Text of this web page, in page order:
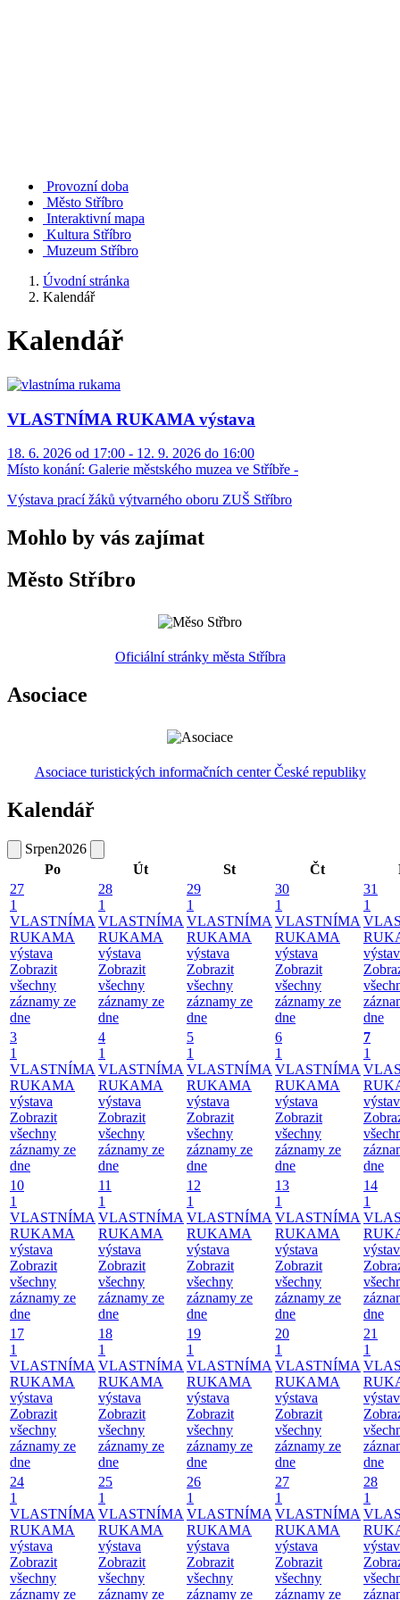
Provozní doba
Město Stříbro
Interaktivní mapa
Kultura Stříbro
Muzeum Stříbro
Úvodní stránka
Kalendář
Kalendář
VLASTNÍMA RUKAMA výstava
18. 6. 2026 od 17:00 - 12. 9. 2026 do 16:00
Místo konání: Galerie městského muzea ve Stříbře -
Výstava prací žáků výtvarného oboru ZUŠ Stříbro
Mohlo by vás zajímat
Město Stříbro
Oficiální stránky města Stříbra
Asociace
Asociace turistických informačních center České republiky
Kalendář
Srpen2026
Po
Út St Čt
27
1
VLASTNÍMA
RUKAMA
výstava
Zobrazit
všechny
záznamy ze
dne
28
1
VLASTNÍMA
RUKAMA
výstava
Zobrazit
všechny
záznamy ze
dne
29
1
VLASTNÍMA
RUKAMA
výstava
Zobrazit
všechny
záznamy ze
dne
30
1
VLASTNÍMA
RUKAMA
výstava
Zobrazit
všechny
záznamy ze
dne
31
1
dne
3
1
VLASTNÍMA
RUKAMA
výstava
Zobrazit
všechny
záznamy ze
dne
4
1
VLASTNÍMA
RUKAMA
výstava
Zobrazit
všechny
záznamy ze
dne
5
1
VLASTNÍMA
RUKAMA
výstava
Zobrazit
všechny
záznamy ze
dne
6
1
VLASTNÍMA
RUKAMA
výstava
Zobrazit
všechny
záznamy ze
dne
7
1
dne
10
1
VLASTNÍMA
RUKAMA
výstava
Zobrazit
všechny
záznamy ze
dne
11
1
VLASTNÍMA
RUKAMA
výstava
Zobrazit
všechny
záznamy ze
dne
12
1
VLASTNÍMA
RUKAMA
výstava
Zobrazit
všechny
záznamy ze
dne
13
1
VLASTNÍMA
RUKAMA
výstava
Zobrazit
všechny
záznamy ze
dne
14
1
dne
17
1
VLASTNÍMA
RUKAMA
výstava
Zobrazit
všechny
záznamy ze
dne
18
1
VLASTNÍMA
RUKAMA
výstava
Zobrazit
všechny
záznamy ze
dne
19
1
VLASTNÍMA
RUKAMA
výstava
Zobrazit
všechny
záznamy ze
dne
20
1
VLASTNÍMA
RUKAMA
výstava
Zobrazit
všechny
záznamy ze
dne
21
1
dne
24
1
VLASTNÍMA
RUKAMA
výstava
Zobrazit
všechny
záznamy ze
25
1
VLASTNÍMA
RUKAMA
výstava
Zobrazit
všechny
záznamy ze
26
1
VLASTNÍMA
RUKAMA
výstava
Zobrazit
všechny
záznamy ze
27
1
VLASTNÍMA
RUKAMA
výstava
Zobrazit
všechny
záznamy ze
28
1